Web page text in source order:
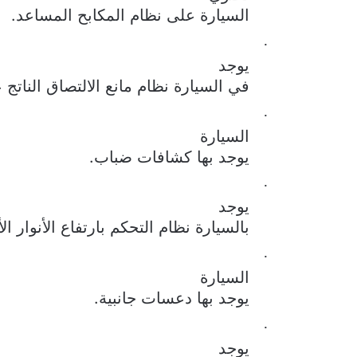
السيارة على نظام المكابح المساعد.
·
يوجد
في السيارة نظام مانع الالتصاق
·
السيارة
يوجد بها كشافات ضباب.
·
يوجد
بالسيارة نظام التحكم بارتفاع الأنوار
·
السيارة
يوجد بها دعسات جانبية.
·
يوجد